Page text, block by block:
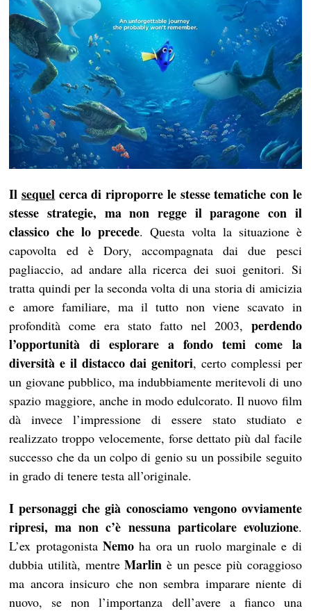
Ilsequel cerca di riproporre le stesse tematiche con le
stesse strategie, ma non regge il paragone con il
classico che lo precede. Questa volta la situazione è
capovolta ed è Dory, accompagnata dai due pesci
pagliaccio, ad andare alla ricerca dei suoi genitori. Si
tratta quindi per la seconda volta di una storia di amicizia
e amore familiare, ma il tutto non viene scavato in
profondità come era stato fatto nel 2003, perdendo
l’opportunità di esplorare a fondo temi come la
diversità e il distacco dai genitori, certo complessi per
un giovane pubblico, ma indubbiamente meritevoli di uno
spazio maggiore, anche in modo edulcorato. Il nuovo film
dà invece l’impressione di essere stato studiato e
realizzato troppo velocemente, forse dettato più dal facile
successo che da un colpo di genio su un possibile seguito
in grado di tenere testa all’originale.
I personaggi che già conosciamo vengono ovviamente
ripresi, ma non c’è nessuna particolare evoluzione.
L’ex protagonistaNemo ha ora un ruolo marginale e di
dubbia utilità, mentreMarlin è un pesce più coraggioso
ma ancora insicuro che non sembra imparare niente di
nuovo, se non l’importanza dell’avere a fianco una